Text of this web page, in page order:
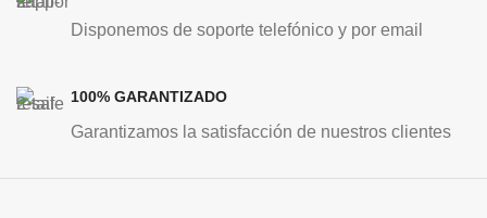
Disponemos de soporte telefónico y por email
100% GARANTIZADO
Garantizamos la satisfacción de nuestros clientes